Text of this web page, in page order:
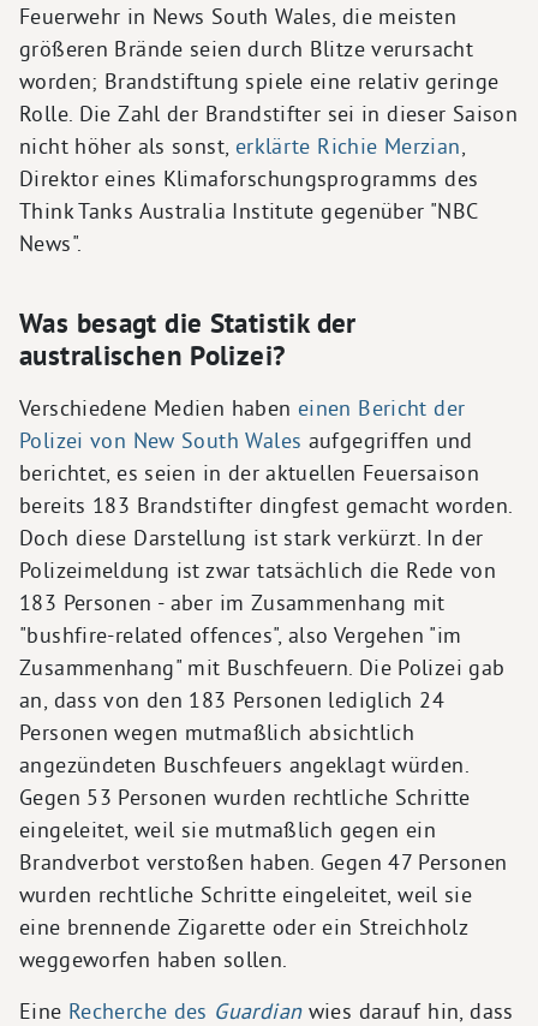
Feuerwehr in News South Wales, die meisten
größeren Brände seien durch Blitze verursacht
worden; Brandstiftung spiele eine relativ geringe
Rolle. Die Zahl der Brandstifter sei in dieser Saison
nicht höher als sonst, erklärte Richie Merzian
Direktor eines Klimaforschungsprogramms des
Think Tanks Australia Institute gegenüber "NBC
News".
Was besagt die Statistik der
australischen Polizei?
Verschiedene Medien haben einen Bericht der
Polizei von New South Wales aufgegriffen und
berichtet, es seien in der aktuellen Feuersaison
bereits 183 Brandstifter dingfest gemacht worden.
Doch diese Darstellung ist stark verkürzt. In der
Polizeimeldung ist zwar tatsächlich die Rede von
183 Personen - aber im Zusammenhang mit
"bushfire-related offences", also Vergehen "im
Zusammenhang" mit Buschfeuern. Die Polizei gab
an, dass von den 183 Personen lediglich 24
Personen wegen mutmaßlich absichtlich
angezündeten Buschfeuers angeklagt würden.
Gegen 53 Personen wurden rechtliche Schritte
eingeleitet, weil sie mutmaßlich gegen ein
Brandverbot verstoßen haben. Gegen 47 Personen
wurden rechtliche Schritte eingeleitet, weil sie
eine brennende Zigarette oder ein Streichholz
weggeworfen haben sollen.
Eine Recherche des Guardianwies darauf hin, dass